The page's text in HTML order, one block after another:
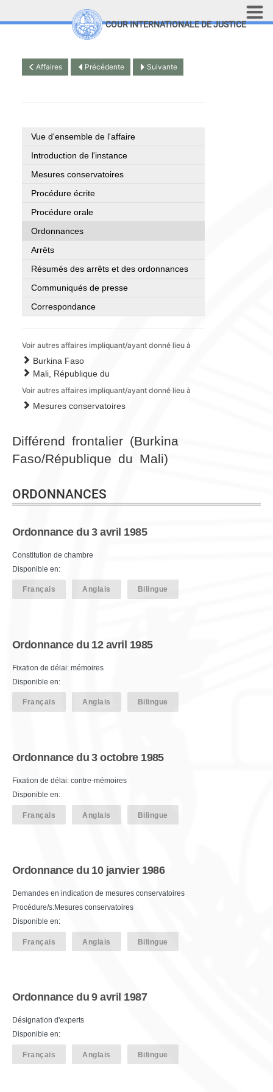
Aller au contenu principal
COUR INTERNATIONALE DE JUSTICE
Différend frontalier (Burkina
Faso/République du Mali)
ORDONNANCES
Ordonnance du 3 avril 1985
Constitution de chambre
Disponible en:
Français Anglais Bilingue
Ordonnance du 12 avril 1985
Fixation de délai: mémoires
Disponible en:
Français Anglais Bilingue
Ordonnance du 3 octobre 1985
Fixation de délai: contre-mémoires
Disponible en:
Français Anglais Bilingue
Ordonnance du 10 janvier 1986
Demandes en indication de mesures conservatoires
Procédure/s:Mesures conservatoires
Disponible en:
Français Anglais Bilingue
Ordonnance du 9 avril 1987
Désignation d'experts
Disponible en:
Français Anglais Bilingue
Affaires Précédente Suivante
Vue d'ensemble de l'affaire
Introduction de l'instance
Mesures conservatoires
Procédure écrite
Procédure orale
Ordonnances
Arrêts
Résumés des arrêts et des ordonnances
Communiqués de presse
Correspondance
Voir autres affaires impliquant/ayant donné lieu à
Burkina Faso
Mali, République du
Voir autres affaires impliquant/ayant donné lieu à
Mesures conservatoires
Top Menu
Recherche sur le site